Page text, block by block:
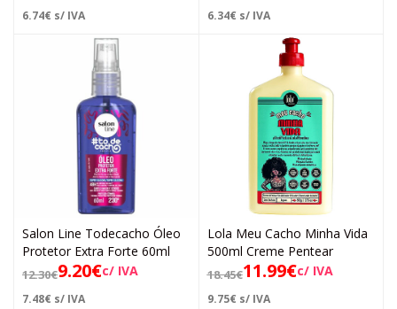
6.74€ s/ IVA 6.34€ s/ IVA
Salon Line Todecacho Óleo
Protetor Extra Forte 60ml
12.30€9.20€c/ IVA
7.48€ s/ IVA
Lola Meu Cacho Minha Vida
500ml Creme Pentear
18.45€11.99€c/ IVA
9.75€ s/ IVA